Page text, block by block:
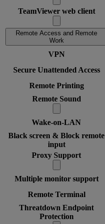
TeamViewer web client
Remote Access and Remote
Work
VPN
Secure Unattended Access
Remote Printing
Remote Sound
Wake-on-LAN
Black screen & Block remote
input
Proxy Support
Multiple monitor support
Remote Terminal
Threatdown Endpoint
Protection